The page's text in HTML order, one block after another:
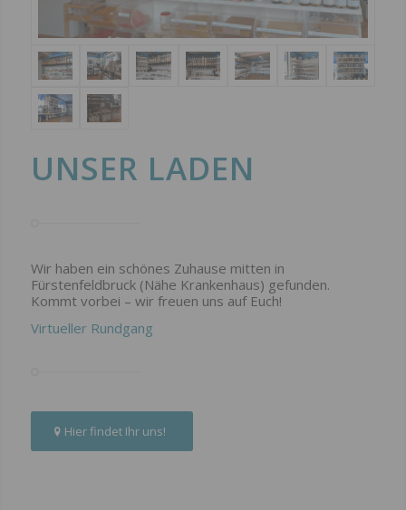
UNSER LADEN
Wir haben ein schönes Zuhause mitten in
Fürstenfeldbruck (Nähe Krankenhaus) gefunden.
Kommt vorbei – wir freuen uns auf Euch!
Virtueller Rundgang
Hier findet Ihr uns!